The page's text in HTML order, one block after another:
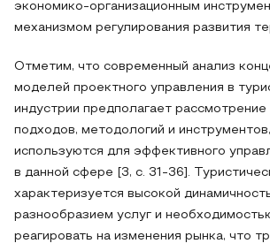
экономико-организационным
механизмом регулирования развития
Отметим, что современный анализ
моделей проектного управления в
индустрии предполагает
подходов, методологий и
используются для эффективного
в данной сфере [3, с. 31-36].
характеризуется высокой
разнообразием услуг и
реагировать на изменения рынка, что